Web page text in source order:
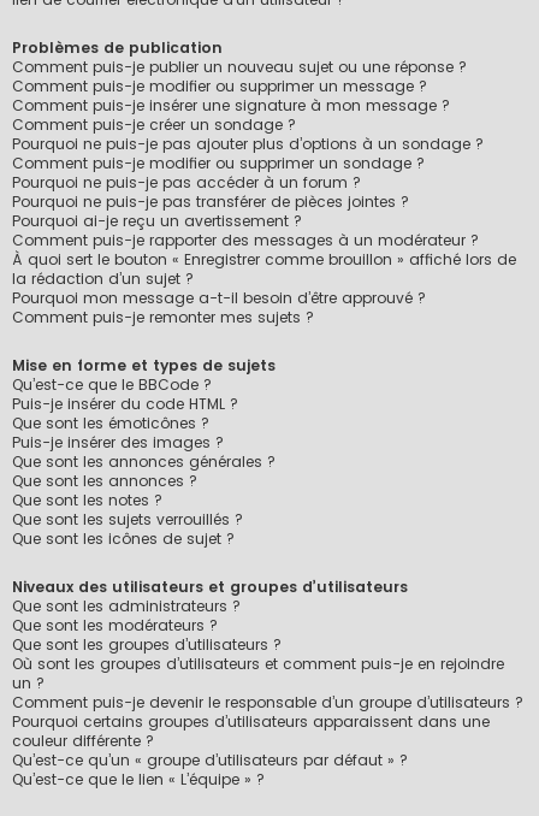
Problèmes de publication
Comment puis-je publier un nouveau sujet ou une réponse ?
Comment puis-je modifier ou supprimer un message ?
Comment puis-je insérer une signature à mon message ?
Comment puis-je créer un sondage ?
Pourquoi ne puis-je pas ajouter plus d’options à un sondage ?
Comment puis-je modifier ou supprimer un sondage ?
Pourquoi ne puis-je pas accéder à un forum ?
Pourquoi ne puis-je pas transférer de pièces jointes ?
Pourquoi ai-je reçu un avertissement ?
Comment puis-je rapporter des messages à un modérateur ?
À quoi sert le bouton « Enregistrer comme brouillon » affiché lors de
la rédaction d’un sujet ?
Pourquoi mon message a-t-il besoin d’être approuvé ?
Comment puis-je remonter mes sujets ?
Mise en forme et types de sujets
Qu’est-ce que le BBCode ?
Puis-je insérer du code HTML ?
Que sont les émoticônes ?
Puis-je insérer des images ?
Que sont les annonces générales ?
Que sont les annonces ?
Que sont les notes ?
Que sont les sujets verrouillés ?
Que sont les icônes de sujet ?
Niveaux des utilisateurs et groupes d’utilisateurs
Que sont les administrateurs ?
Que sont les modérateurs ?
Que sont les groupes d’utilisateurs ?
Où sont les groupes d’utilisateurs et comment puis-je en rejoindre
un ?
Comment puis-je devenir le responsable d’un groupe d’utilisateurs ?
Pourquoi certains groupes d’utilisateurs apparaissent dans une
couleur différente ?
Qu’est-ce qu’un « groupe d’utilisateurs par défaut » ?
Qu’est-ce que le lien « L’équipe » ?